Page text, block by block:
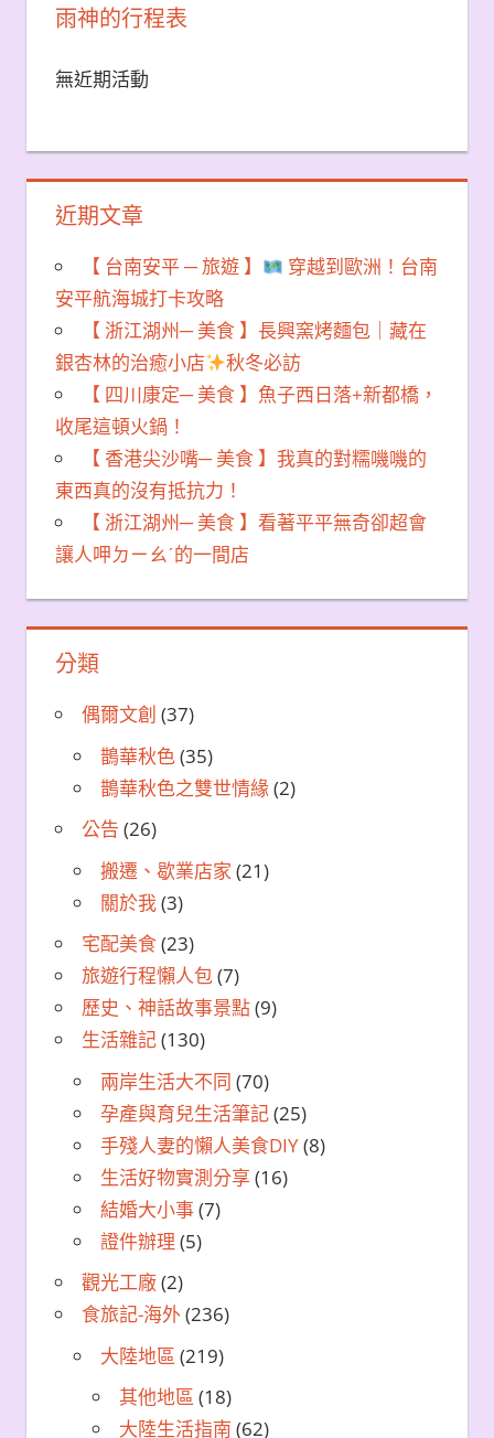
雨神的行程表
無近期活動
近期文章
【 台南安平 ─ 旅遊 】
穿越到歐洲！台南
安平航海城打卡攻略
【 浙江湖州─ 美食 】長興窯烤麵包｜藏在
銀杏林的治癒小店
秋冬必訪
【 四川康定─ 美食 】魚子西日落+新都橋，
收尾這頓火鍋！
【 香港尖沙嘴─ 美食 】我真的對糯嘰嘰的
東西真的沒有抵抗力！
【 浙江湖州─ 美食 】看著平平無奇卻超會
讓人呷ㄉㄧㄠˊ的一間店
分類
偶爾文創 (37)
鵲華秋色(35)
鵲華秋色之雙世情緣(2)
公告 (26)
搬遷、歇業店家 (21)
關於我(3)
宅配美食(23)
旅遊行程懶人包(7)
歷史、神話故事景點(9)
生活雜記(130)
兩岸生活大不同 (70)
孕產與育兒生活筆記(25)
手殘人妻的懶人美食DIY(8)
生活好物實測分享 (16)
結婚大小事(7)
證件辦理 (5)
觀光工廠(2)
食旅記-海外(236)
大陸地區 (219)
其他地區 (18)
大陸生活指南 (62)